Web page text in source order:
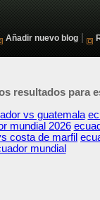
Añadir nuevo blog
resultados para
vs guatemala
mundial 2026
costa de marfil
mundial